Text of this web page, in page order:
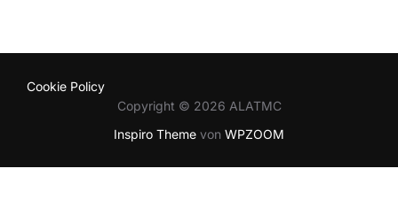
Cookie Policy
Copyright © 2026 ALATMC
Inspiro Theme von WPZOOM